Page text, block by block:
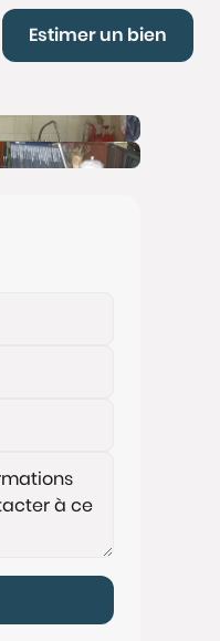
Estimer un bien